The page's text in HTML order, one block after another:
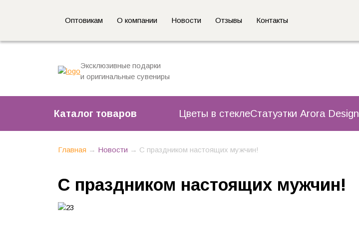
Оптовикам О компании Новости Отзывы Контакты
Эксклюзивные подарки
и оригинальные сувениры
Каталог товаров Цветы в стеклеСтатуэтки Arora Design
Главная → Новости → C праздником настоящих мужчин!
C праздником настоящих мужчин!